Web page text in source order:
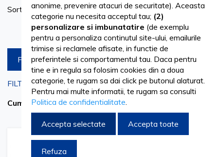
gasesti o gama variata de manusi veterinare concepute sa
ofere un echilibru perfect intre rezistenta materialului si
finetea tactila necesara pentru palpari sau recoltari.
Indiferent daca optezi pentru varianta din nitril sau latex,
aceste manusi de examinare veterinara asigura o protectie
fiabila impotriva fluidelor si a substantelor chimice utilizate
Pentru a mentine un standard ridicat de igiena, este
Sortare dupa
Produse pe pagina
FILTREAZA
FILTRARI CURENTE
Cumpara acum de la ALBASTRU
anonime, prevenire atacuri de securitate). Aceasta
categorie nu necesita acceptul tau; (2)
personalizare si imbunatatire (de exemplu
pentru a personaliza continutul site-ului, emailurile
trimise si reclamele afisate, in functie de
preferintele si comportamentul tau. Daca pentru
tine e in regula sa folosim cookies din a doua
categorie, te rugam sa dai click pe butonul alaturat.
Pentru mai multe informatii, te rugam sa consulti
Politica de confidentialitate.
Accepta selectate Accepta toate
Refuza